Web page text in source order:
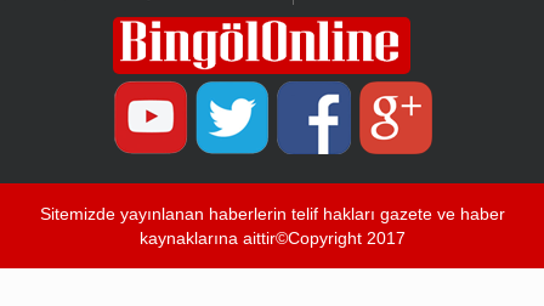
Sitemizde yayınlanan haberlerin telif hakları gazete ve haber
kaynaklarına aittir©Copyright 2017